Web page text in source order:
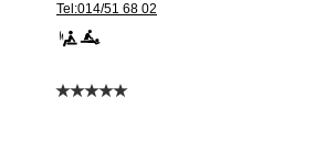
Tel:014/51 68 02